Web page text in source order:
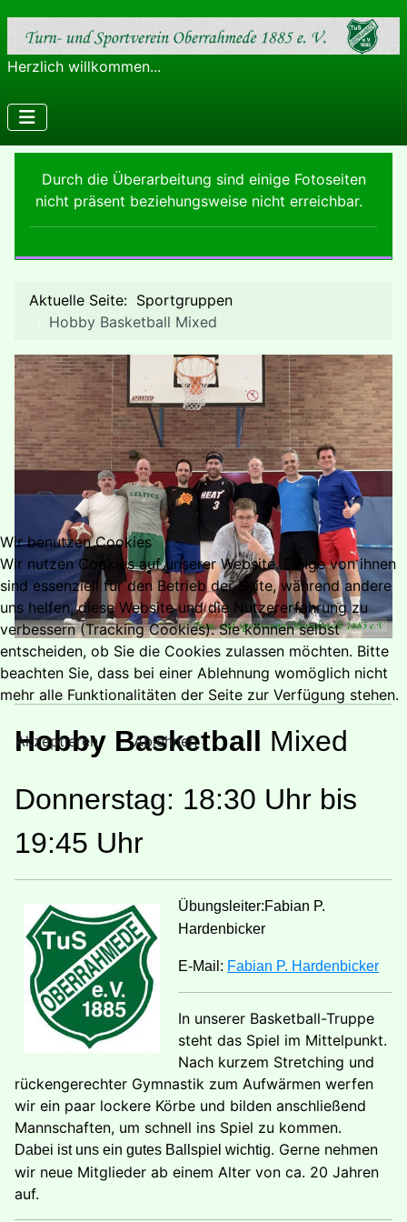
Herzlich willkommen...
Durch die Überarbeitung sind einige Fotoseiten
nicht präsent beziehungsweise nicht erreichbar.
Aktuelle Seite: Sportgruppen
Hobby Basketball Mixed
Hobby Basketball Mixed
Donnerstag: 18:30 Uhr bis
19:45 Uhr
Übungsleiter:Fabian P.
Hardenbicker
E-Mail: Fabian P. Hardenbicker
In unserer Basketball-Truppe
steht das Spiel im Mittelpunkt.
Nach kurzem Stretching und
rückengerechter Gymnastik zum Aufwärmen werfen
wir ein paar lockere Körbe und bilden anschließend
Mannschaften, um schnell ins Spiel zu kommen.
Dabei ist uns ein gutes Ballspiel wichtig. Gerne nehmen
wir neue Mitglieder ab einem Alter von ca. 20 Jahren
auf.
Wir benutzen Cookies
Wir nutzen Cookies auf unserer Website. Einige von ihnen
sind essenziell für den Betrieb der Seite, während andere
uns helfen, diese Website und die Nutzererfahrung zu
verbessern (Tracking Cookies). Sie können selbst
entscheiden, ob Sie die Cookies zulassen möchten. Bitte
beachten Sie, dass bei einer Ablehnung womöglich nicht
mehr alle Funktionalitäten der Seite zur Verfügung stehen.
Akzeptieren Ablehnen